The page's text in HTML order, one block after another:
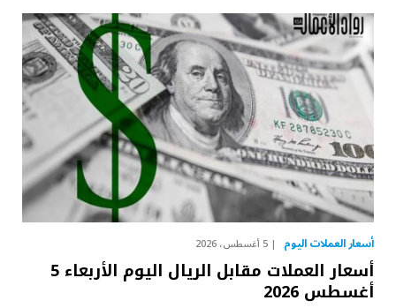
أسعار العملات اليوم 5 أغسطس، 2026
أسعار العملات مقابل الريال اليوم الأربعاء 5
أغسطس 2026